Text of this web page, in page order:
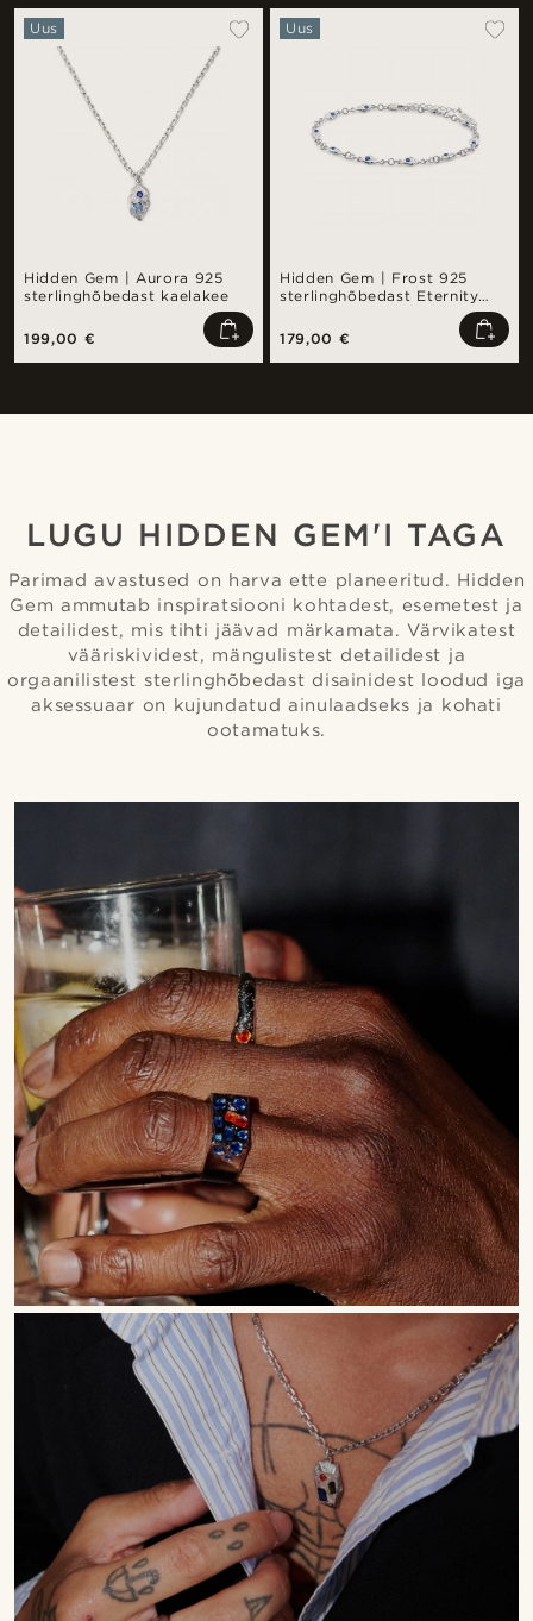
Hidden Gem | Aurora 925
sterlinghõbedast kaelakee
Uus
199,00 €
Hidden Gem | Frost 925
sterlinghõbedast Eternity
Uus
179,00 €
LUGU HIDDEN GEM'I TAGA
Parimad avastused on harva ette planeeritud. Hidden
Gem ammutab inspiratsiooni kohtadest, esemetest ja
detailidest, mis tihti jäävad märkamata. Värvikatest
vääriskividest, mängulistest detailidest ja
orgaanilistest sterlinghõbedast disainidest loodud iga
aksessuaar on kujundatud ainulaadseks ja kohati
ootamatuks.